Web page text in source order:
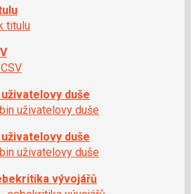
titulu
duše
uživatelovy duše
duše
uživatelovy duše
vývojářů